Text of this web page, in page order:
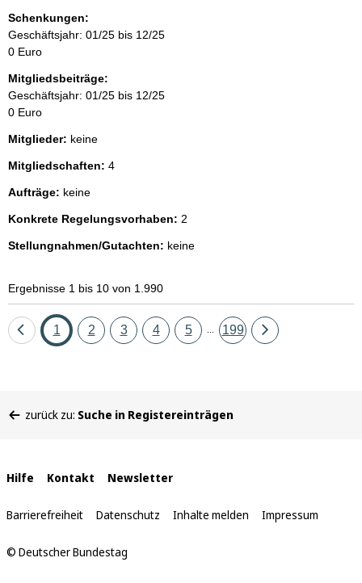
Schenkungen:
Geschäftsjahr: 01/25 bis 12/25
0 Euro
Mitgliedsbeiträge:
Geschäftsjahr: 01/25 bis 12/25
0 Euro
Mitglieder: keine
Mitgliedschaften: 4
Aufträge: keine
Konkrete Regelungsvorhaben: 2
Stellungnahmen/Gutachten: keine
Ergebnisse 1 bis 10 von 1.990
EineSeite
1 Seite
2 Seite
3 Seite
4 Seite
5 Seite
199
Eine
befinden
zurück zu: Suche in Registereinträgen
Interne
Links
Hilfe Kontakt Newsletter
Barrierefreiheit Datenschutz Inhalte melden Impressum
© Deutscher Bundestag